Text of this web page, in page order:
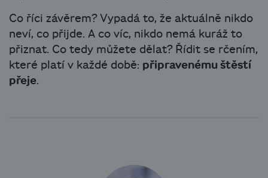
Co říci závěrem? Vypadá to, že aktuálně nikdo
neví, co přijde. A co víc, nikdo nemá kuráž to
přiznat. Co tedy můžete dělat? Řídit se rčením,
které platí v každé době: připravenému štěstí
přeje.